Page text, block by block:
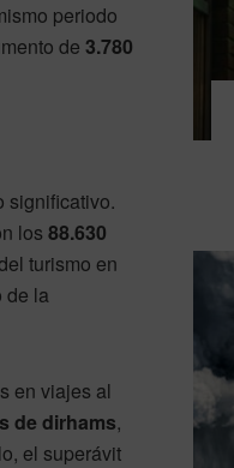
periodo
de 3.780
significativo.
los 88.630
turismo en
de la
en viajes al
de dirhams,
el superávit